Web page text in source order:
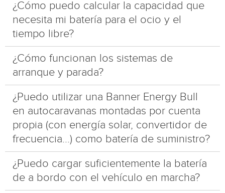
¿Cómo puedo calcular la capacidad que
necesita mi batería para el ocio y el
tiempo libre?
¿Cómo funcionan los sistemas de
arranque y parada?
¿Puedo utilizar una Banner Energy Bull
en autocaravanas montadas por cuenta
propia (con energía solar, convertidor de
frecuencia...) como batería de suministro?
¿Puedo cargar suficientemente la batería
de a bordo con el vehículo en marcha?